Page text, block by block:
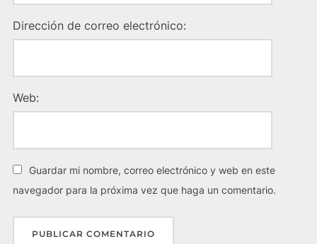
Dirección de correo electrónico:
Web:
Guardar mi nombre, correo electrónico y web en este
navegador para la próxima vez que haga un comentario.